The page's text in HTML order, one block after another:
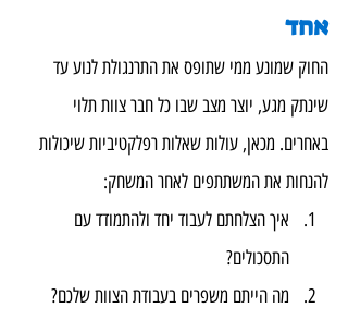
אחד
החוק שמונע ממי שתופס את התרנגולת לנוע עד
שינתק מגע, יוצר מצב שבו כל חבר צוות תלוי
באחרים. מכאן, עולות שאלות רפלקטיביות שיכולות
להנחות את המשתתפים לאחר המשחק:
איך הצלחתם לעבוד יחד ולהתמודד עם
התסכולים?
מה הייתם משפרים בעבודת הצוות שלכם?